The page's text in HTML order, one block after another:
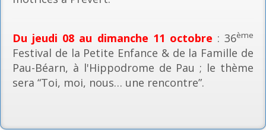
Du jeudi 08 au dimanche 11 octobre : 36ème
Festival de la Petite Enfance & de la Famille de
Pau-Béarn, à l'Hippodrome de Pau ; le thème
sera “Toi, moi, nous… une rencontre”.